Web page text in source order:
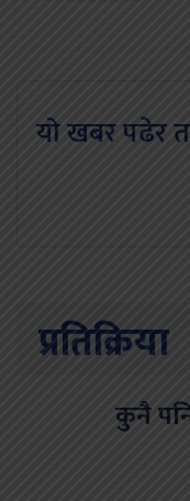
यो खबर पढेर
प्रतिक्रिया
कुनै